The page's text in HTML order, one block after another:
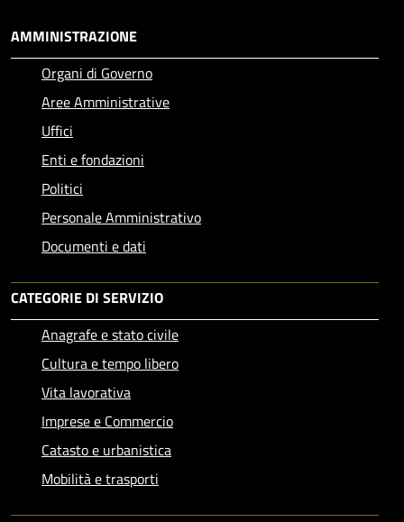
AMMINISTRAZIONE
Organi di Governo
Aree Amministrative
Uffici
Enti e fondazioni
Politici
Personale Amministrativo
Documenti e dati
CATEGORIE DI SERVIZIO
Anagrafe e stato civile
Cultura e tempo libero
Vita lavorativa
Imprese e Commercio
Catasto e urbanistica
Mobilità e trasporti